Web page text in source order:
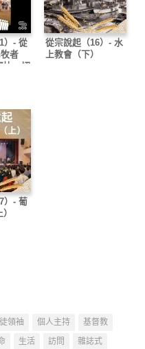
）- 從
者
比一切
從宗說起（16）- 水
上教會（下）
）- 葡
領袖 個人主持
基督教
生活 訪問
雜誌式